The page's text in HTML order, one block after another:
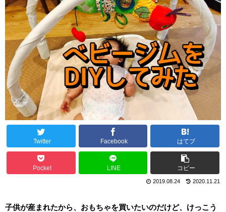
Twitter Facebook はてブ
Pocket LINE コピー
2020.11.21
2019.08.24
子供が産まれたから、おもちゃを買いたいのだけど、けっこう